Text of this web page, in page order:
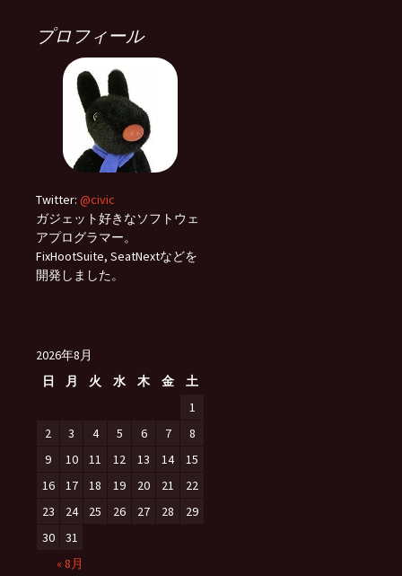
プロフィール
Twitter: @civic
ガジェット好きなソフトウェ
アプログラマー。
FixHootSuite, SeatNextなどを
開発しました。
2026年8月
日
月 火 水 木 金
土
1
2
3 4 5 6 7
8
9
10 11 12 13 14
15
16
17 18 19 20 21
22
23
24 25 26 27 28
29
30
31
« 8月